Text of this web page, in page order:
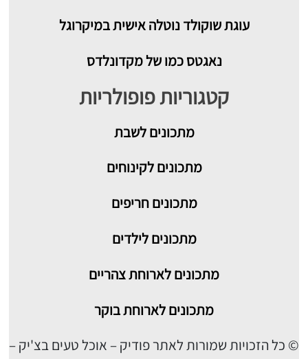
עוגת שוקולד נוטלה אישית במיקרוגל
נאגטס כמו של מקדונלדס
קטגוריות פופולריות
מתכוניםלשבת
מתכונים לקינוחים
מתכונים חריפים
מתכונים לילדים
מתכונים לארוחת צהריים
מתכונים לארוחת בוקר
© כל הזכויות שמורות לאתר פודיק – אוכל טעים בצ'יק –